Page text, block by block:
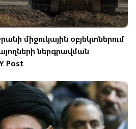
միջուկային օբյեկտներում
ներգրավման
Post